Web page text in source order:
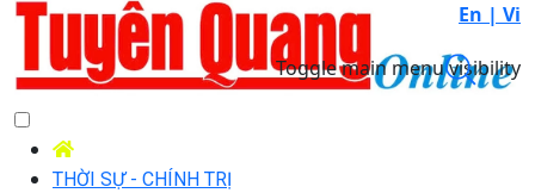
En | Vi
Toggle main menu visibility
THỜI SỰ - CHÍNH TRỊ